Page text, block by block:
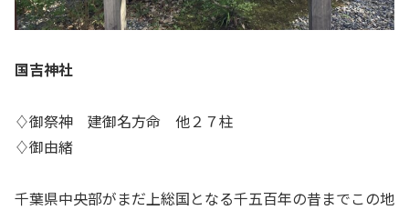
国吉神社
♢御祭神 建御名方命 他２７柱
♢御由緒
千葉県中央部がまだ上総国となる千五百年の昔までこの地